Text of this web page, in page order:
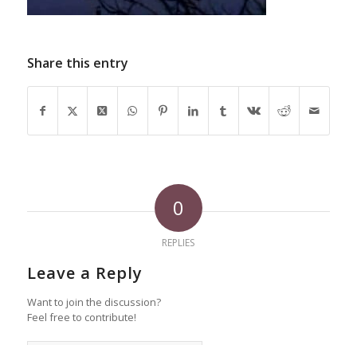
Share this entry
0
REPLIES
Leave a Reply
Want to join the discussion?
Feel free to contribute!